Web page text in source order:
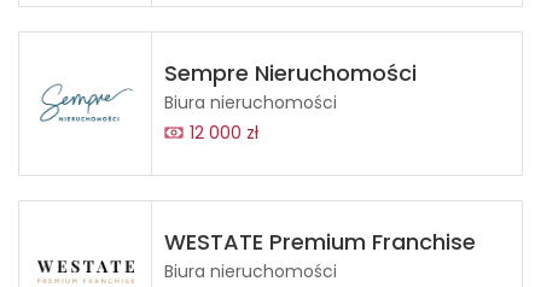
Sempre Nieruchomości
Biura nieruchomości
12 000 zł
WESTATE Premium Franchise
Biura nieruchomości